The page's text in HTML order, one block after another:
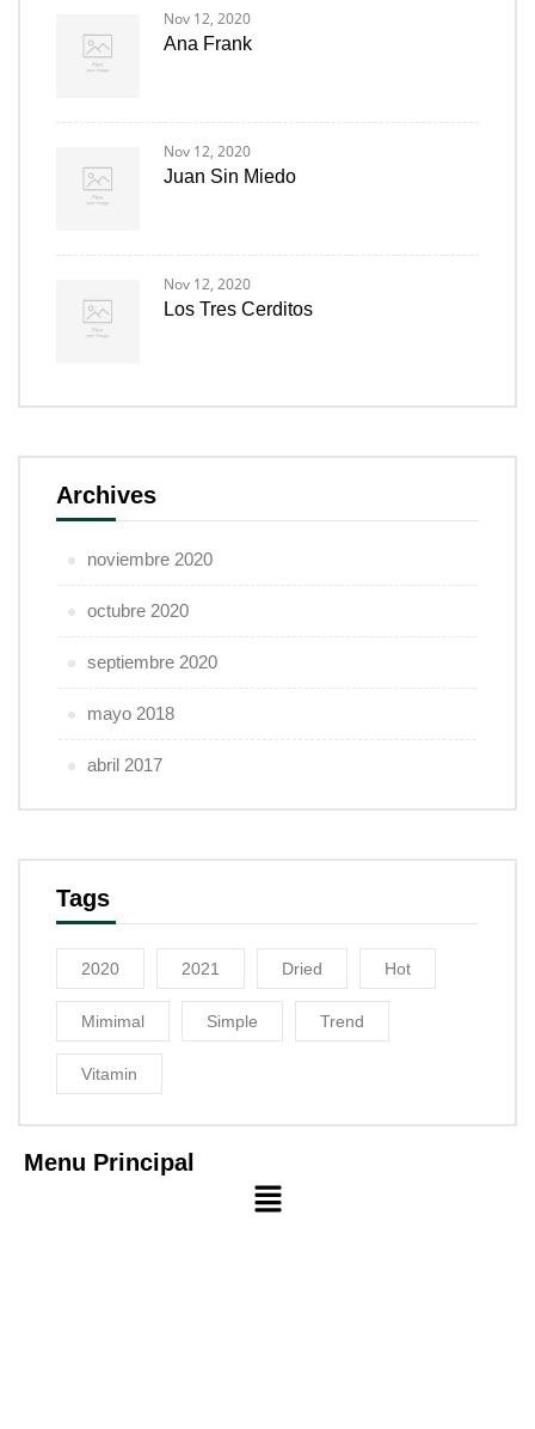
Nov 12, 2020
Ana Frank
Nov 12, 2020
Juan Sin Miedo
Nov 12, 2020
Los Tres Cerditos
Archives
noviembre 2020
octubre 2020
septiembre 2020
mayo 2018
abril 2017
Tags
2020 2021 Dried Hot
Mimimal Simple Trend
Vitamin
Menu Principal